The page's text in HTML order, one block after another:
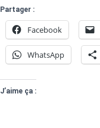
Partager :
Facebook
WhatsApp
J’aime ça :